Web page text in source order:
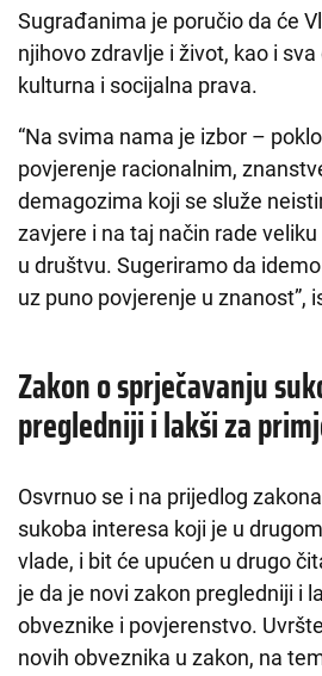
Sugrađanima je poručio da će
njihovo zdravlje i život, kao i
kulturna i socijalna prava.
“Na svima nama je izbor –
povjerenje racionalnim,
demagozima koji se služe
zavjere i na taj način rade
u društvu. Sugeriramo da
uz puno povjerenje u znanost”,
Zakon o sprječavanju
pregledniji i lakši za
Osvrnuo se i na prijedlog
sukoba interesa koji je u
vlade, i bit će upućen u drugo
je da je novi zakon pregledniji i
obveznike i povjerenstvo.
novih obveznika u zakon, na